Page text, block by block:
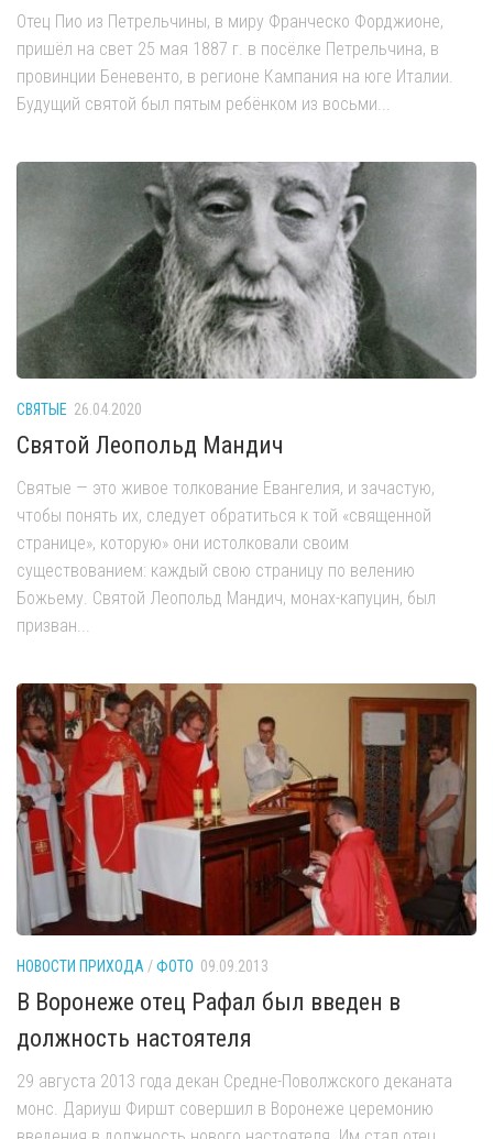
Отец Пио из Петрельчины, в миру Франческо Форджионе,
пришёл на свет 25 мая 1887 г. в посёлке Петрельчина, в
провинции Беневенто, в регионе Кампания на юге Италии.
Будущий святой был пятым ребёнком из восьми...
СВЯТЫЕ 26.04.2020
Святой Леопольд Мандич
Святые — это живое толкование Евангелия, и зачастую,
чтобы понять их, следует обратиться к той «священной
странице», которую» они истолковали своим
существованием: каждый свою страницу по велению
Божьему. Святой Леопольд Мандич, монах-капуцин, был
призван...
НОВОСТИ ПРИХОДА /ФОТО 09.09.2013
В Воронеже отец Рафал был введен в
должность настоятеля
29 августа 2013 года декан Средне-Поволжского деканата
монс. Дариуш Фиршт совершил в Воронеже церемонию